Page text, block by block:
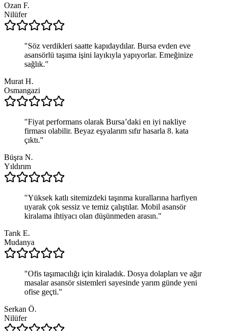
Ozan F.
Nilüfer
"Söz verdikleri saatte kapıdaydılar. Bursa evden eve
asansörlü taşıma işini layıkıyla yapıyorlar. Emeğinize
sağlık."
Murat H.
Osmangazi
"Fiyat performans olarak Bursa’daki en iyi nakliye
firması olabilir. Beyaz eşyalarım sıfır hasarla 8. kata
çıktı."
Büşra N.
Yıldırım
"Yüksek katlı sitemizdeki taşınma kurallarına harfiyen
uyarak çok sessiz ve temiz çalıştılar. Mobil asansör
kiralama ihtiyacı olan düşünmeden arasın."
Tarık E.
Mudanya
"Ofis taşımacılığı için kiraladık. Dosya dolapları ve ağır
masalar asansör sistemleri sayesinde yarım günde yeni
ofise geçti."
Serkan Ö.
Nilüfer